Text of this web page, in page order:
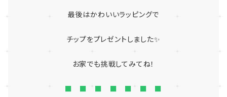
最後はかわいいラッピングで
チップをプレゼントしました✨
お家でも挑戦してみてね！
■ ■ ■ ■ ■ ■ ■